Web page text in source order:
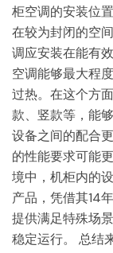
柜空调的安装位
在较为封闭的空
调应安装在能有
空调能够最大程
过热。在这个方
款、竖款等，能
设备之间的配合
的性能要求可能
境中，机柜内的
产品，凭借其14
提供满足特殊场
稳定运行。 总结